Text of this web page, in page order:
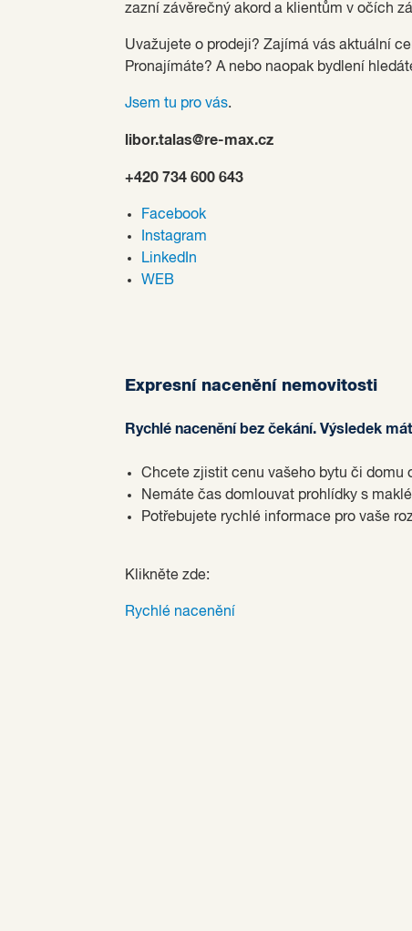
zazní závěrečný akord a klientům v očích
Uvažujete o prodeji? Zajímá vás aktuální
Pronajímáte? A nebo naopak bydlení
Jsem tu pro vás.
libor.talas@re-max.cz
+420 734 600 643
Facebook
Instagram
LinkedIn
WEB
Expresní nacenění nemovitosti
Rychlé nacenění bez čekání. Výsledek
Chcete zjistit cenu vašeho bytu či domu
Nemáte čas domlouvat prohlídky s
Potřebujete rychlé informace pro vaše
Klikněte zde:
Rychlé nacenění